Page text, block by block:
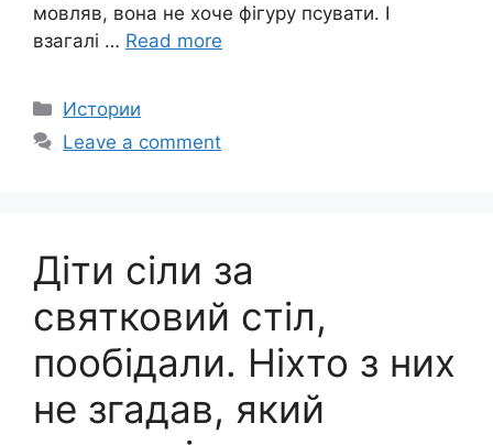
мовляв, вона не хоче фігуру псувати. І
взагалі … Read more
Categories
Истории
Leave a comment
Діти сіли за
святковий стіл,
пообідали. Ніхто з них
не згадав, який